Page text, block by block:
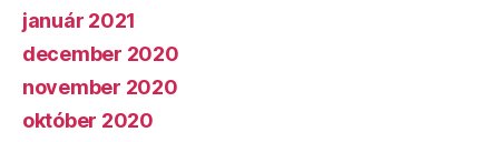
január 2021
december 2020
november 2020
október 2020